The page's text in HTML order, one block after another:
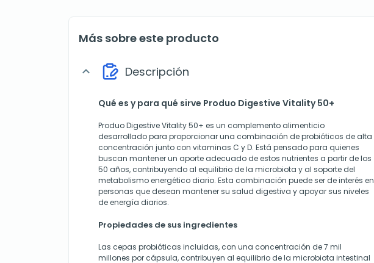
Más sobre este producto
expand_more Descripción
Qué es y para qué sirve Produo Digestive Vitality 50+
Produo Digestive Vitality 50+ es un complemento alimenticio
desarrollado para proporcionar una combinación de probióticos de alta
concentración junto con vitaminas C y D. Está pensado para quienes
buscan mantener un aporte adecuado de estos nutrientes a partir de los
50 años, contribuyendo al equilibrio de la microbiota y al soporte del
metabolismo energético diario. Esta combinación puede ser de interés en
personas que desean mantener su salud digestiva y apoyar sus niveles
de energía diarios.
Propiedades de sus ingredientes
Las cepas probióticas incluidas, con una concentración de 7 mil
millones por cápsula, contribuyen al equilibrio de la microbiota intestinal